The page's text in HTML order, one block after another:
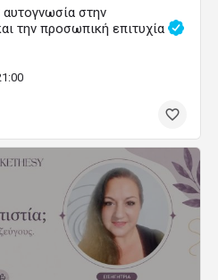
στην
την προσωπική επιτυχία